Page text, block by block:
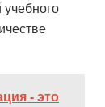
учебного
- это